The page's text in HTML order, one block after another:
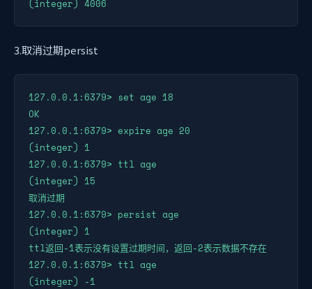
3.取消过期persist
127.0.0.1:6379> set age 18
OK
127.0.0.1:6379> expire age 20
(integer) 1
127.0.0.1:6379> ttl age
(integer) 15
取消过期
127.0.0.1:6379> persist age
(integer) 1
ttl返回-1表示没有设置过期时间，返回-2表示数据不存在
127.0.0.1:6379> ttl age
(integer) -1